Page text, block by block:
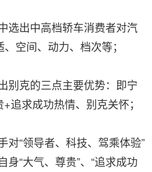
选出中高档轿车消费者对汽
空间、动力、档次等；
别克的三点主要优势：即宁
追求成功热情、别克关怀；
对“领导者、科技、驾乘体验”
“大气、尊贵”、“追求成功